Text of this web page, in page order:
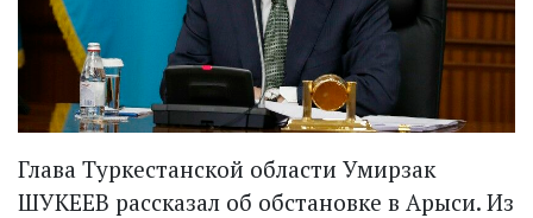
Глава Туркестанской области Умирзак
ШУКЕЕВ рассказал об обстановке в Арыси. Из